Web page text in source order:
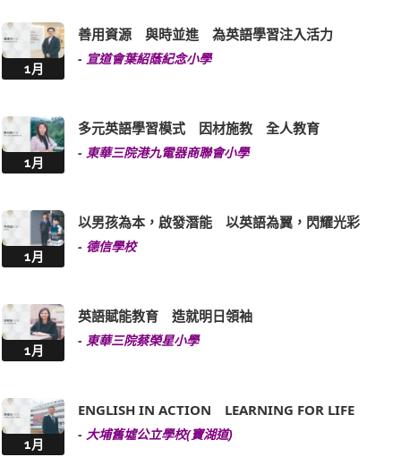
1月
善用資源 與時並進 為英語學習注入活力
- 宣道會葉紹蔭紀念小學
1月
多元英語學習模式 因材施教 全人教育
- 東華三院港九電器商聯會小學
1月
以男孩為本，啟發潛能 以英語為翼，閃耀光彩
- 德信學校
1月
英語賦能教育 造就明日領袖
- 東華三院蔡榮星小學
1月
ENGLISH IN ACTION LEARNING FOR LIFE
- 大埔舊墟公立學校(寶湖道)